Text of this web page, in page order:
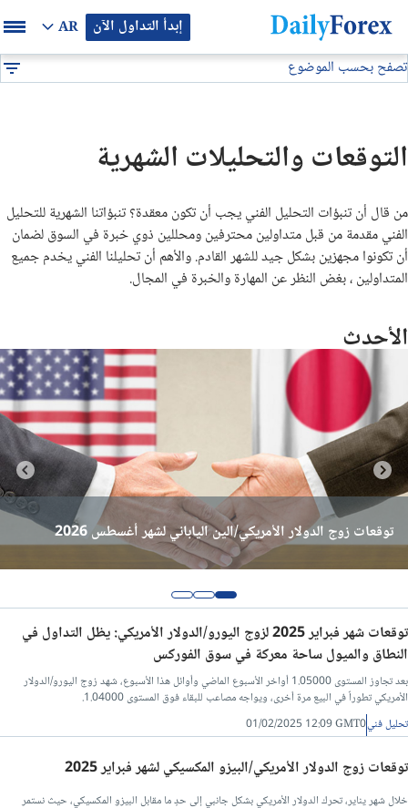
إبدأ التداول الآن AR
بيان إعلاني
تصفح بحسب الموضوع
التوقعات والتحليلات الشهرية
توصيات يومية لتداول البيتكوين (BTC/USD)
توقعات أسعار الذهب الايام القادمة
تحليل الذهب اليوم
تحليل الفضة اليوم
تحليل البيتكوين اليوم
اخبار وتحليل الغاز الطبيعي
توصيات يومية لزوج اليورو/دولار
توقعات اليورو/دولار للشهر القادم
توقعات العملات للأسبوع القادم
تحليل فني/سعر اليورو مقابل الجنيه المصرى
التوقعات والتحليلات الشهرية
من قال أن تنبؤات التحليل الفني يجب أن تكون معقدة؟ تنبؤاتنا الشهرية للتحليل
الفني مقدمة من قبل متداولين محترفين ومحللين ذوي خبرة في السوق لضمان
أن تكونوا مجهزين بشكل جيد للشهر القادم. والأهم أن تحليلنا الفني يخدم جميع
المتداولين ، بغض النظر عن المهارة والخبرة في المجال.
الأحدث
توقعات زوج الدولار الأمريكي/الين الياباني لشهر أغسطس 2026
توقعات مؤشر S&P 500 لشهر أغسطس 2026
توقعات مؤشر ناسداك 100 لشهر أغسطس 2026
توقعات شهر فبراير 2025 لزوج اليورو/الدولار الأمريكي: يظل التداول في
النطاق والميول ساحة معركة في سوق الفوركس
بعد تجاوز المستوى 1.05000 أواخر الأسبوع الماضي وأوائل هذا الأسبوع، شهد زوج اليورو/الدولار
الأمريكي تطوراً في البيع مرة أخرى، ويواجه مصاعب للبقاء فوق المستوى 1.04000.
تحليل فني01/02/2025 12:09 GMT0
توقعات زوج الدولار الأمريكي/البيزو المكسيكي لشهر فبراير 2025
خلال شهر يناير، تحرك الدولار الأمريكي بشكل جانبي إلى حدٍ ما مقابل البيزو المكسيكي، حيث نستمر